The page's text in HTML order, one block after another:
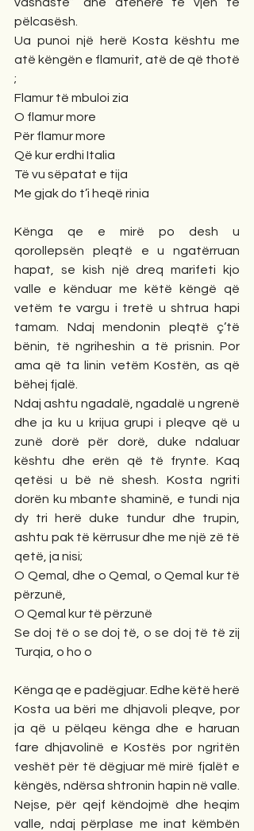
pëlcasësh.
Ua punoi një herë Kosta kështu me
atë këngën e flamurit, atë de që thotë
;
Flamur të mbuloi zia
O flamur more
Për flamur more
Që kur erdhi Italia
Të vu sëpatat e tija
Me gjak do t’i heqë rinia
Kënga qe e mirë po desh u
qorollepsën pleqtë e u ngatërruan
hapat, se kish një dreq marifeti kjo
valle e kënduar me këtë këngë që
vetëm te vargu i tretë u shtrua hapi
tamam. Ndaj mendonin pleqtë ç’të
bënin, të ngriheshin a të prisnin. Por
ama që ta linin vetëm Kostën, as që
bëhej fjalë.
Ndaj ashtu ngadalë, ngadalë u ngrenë
dhe ja ku u krijua grupi i pleqve që u
zunë dorë për dorë, duke ndaluar
kështu dhe erën që të frynte. Kaq
qetësi u bë në shesh. Kosta ngriti
dorën ku mbante shaminë, e tundi nja
dy tri herë duke tundur dhe trupin,
ashtu pak të kërrusur dhe me një zë të
qetë, ja nisi;
O Qemal, dhe o Qemal, o Qemal kur të
përzunë,
O Qemal kur të përzunë
Se doj të o se doj të, o se doj të të zij
Turqia, o ho o
Kënga qe e padëgjuar. Edhe këtë herë
Kosta ua bëri me dhjavoli pleqve, por
ja që u pëlqeu kënga dhe e haruan
fare dhjavolinë e Kostës por ngritën
veshët për të dëgjuar më mirë fjalët e
këngës, ndërsa shtronin hapin në valle.
Nejse, për qejf këndojmë dhe heqim
valle, ndaj përplase me inat këmbën